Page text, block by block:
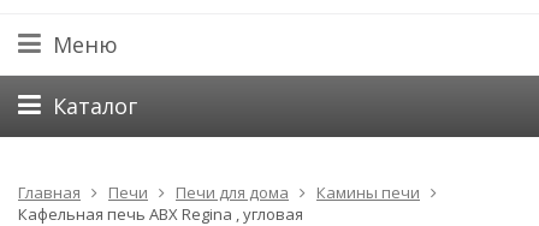
Меню
Каталог
Главная Печи Печи для дома
Камины печи
Кафельная печь ABX Regina , угловая